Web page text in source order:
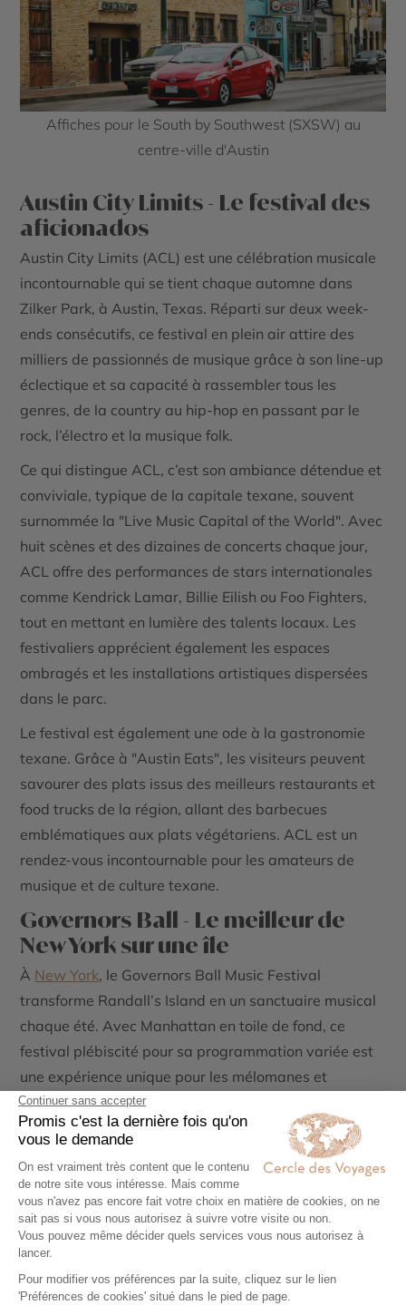
Affiches pour le South by Southwest (SXSW) au
centre-ville d'Austin
Austin City Limits - Le festival des
aficionados
Austin City Limits (ACL) est une célébration musicale
incontournable qui se tient chaque automne dans
Zilker Park, à Austin, Texas. Réparti sur deux week-
ends consécutifs, ce festival en plein air attire des
milliers de passionnés de musique grâce à son line-up
éclectique et sa capacité à rassembler tous les
genres, de la country au hip-hop en passant par le
rock, l’électro et la musique folk.
Ce qui distingue ACL, c’est son ambiance détendue et
conviviale, typique de la capitale texane, souvent
surnommée la "Live Music Capital of the World". Avec
huit scènes et des dizaines de concerts chaque jour,
ACL offre des performances de stars internationales
comme Kendrick Lamar, Billie Eilish ou Foo Fighters,
tout en mettant en lumière des talents locaux. Les
festivaliers apprécient également les espaces
ombragés et les installations artistiques dispersées
dans le parc.
Le festival est également une ode à la gastronomie
texane. Grâce à "Austin Eats", les visiteurs peuvent
savourer des plats issus des meilleurs restaurants et
food trucks de la région, allant des barbecues
emblématiques aux plats végétariens. ACL est un
rendez-vous incontournable pour les amateurs de
musique et de culture texane.
Governors Ball - Le meilleur de
New York sur une île
À New York, le Governors Ball Music Festival
transforme Randall’s Island en un sanctuaire musical
chaque été. Avec Manhattan en toile de fond, ce
festival plébiscité pour sa programmation variée est
une expérience unique pour les mélomanes et
amateurs de culture urbaine.
Le Governors Ball, souvent surnommé "Gov Ball",
rassemble des artistes issus de multiples genres, de
la pop au rap en passant par le rock alternatif. Des
têtes d’affiche comme Post Malone, Florence + The
Machine ou The Strokes s’y produisent aux côtés de
inclusive.